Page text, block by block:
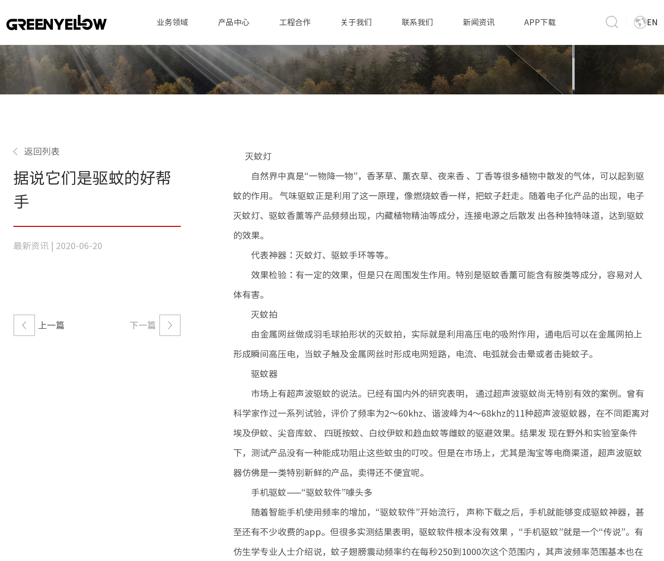
业务领域 产品中心 工程合作 关于我们 联系我们 新闻资讯 APP下载 EN
返回列表
据说它们是驱蚊的好帮
手
最新资讯 | 2020-06-20
上一篇 下一篇
灭蚊灯
自然界中真是“一物降一物”，香茅草、薰衣草、夜来香 、丁香等很多植物中散发的气体，可以起到驱
蚊的作用。 气味驱蚊正是利用了这一原理，像燃烧蚊香一样，把蚊子赶走。随着电子化产品的出现，电子
灭蚊灯、驱蚊香薰等产品频频出现，内藏植物精油等成分，连接电源之后散发 出各种独特味道，达到驱蚊
的效果。
代表神器：灭蚊灯、驱蚊手环等等。
效果检验：有一定的效果，但是只在周围发生作用。特别是驱蚊香薰可能含有胺类等成分，容易对人
体有害。
灭蚊拍
由金属网丝做成羽毛球拍形状的灭蚊拍，实际就是利用高压电的吸附作用，通电后可以在金属网拍上
形成瞬间高压电，当蚊子触及金属网丝时形成电网短路，电流、电弧就会击晕或者击毙蚊子。
驱蚊器
市场上有超声波驱蚊的说法。已经有国内外的研究表明， 通过超声波驱蚊尚无特别有效的案例。曾有
科学家作过一系列试验，评价了频率为2～60khz、谐波峰为4～68khz的11种超声波驱蚊器，在不同距离对
埃及伊蚊、尖音库蚊、 四斑按蚊、白纹伊蚊和趋血蚊等雌蚊的驱避效果。结果发 现在野外和实验室条件
下，测试产品没有一种能成功阻止这些蚊虫的叮咬。但是在市场上，尤其是淘宝等电商渠道，超声波驱蚊
器仿佛是一类特别新鲜的产品，卖得还不便宜呢。
手机驱蚊——“驱蚊软件”噱头多
随着智能手机使用频率的增加，“驱蚊软件”开始流行， 声称下载之后，手机就能够变成驱蚊神器，甚
至还有不少收费的app。但很多实测结果表明，驱蚊软件根本没有效果 ，“手机驱蚊”就是一个“传说”。有
仿生学专业人士介绍说，蚊子翅膀震动频率约在每秒250到1000次这个范围内 ，其声波频率范围基本也在